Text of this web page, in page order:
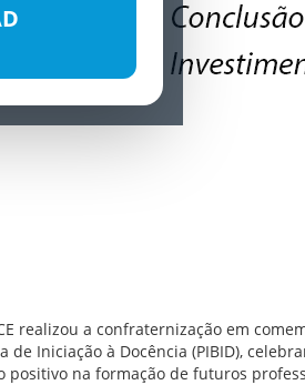
realizou a confraternização em
de Iniciação à Docência (PIBID),
positivo na formação de futuros